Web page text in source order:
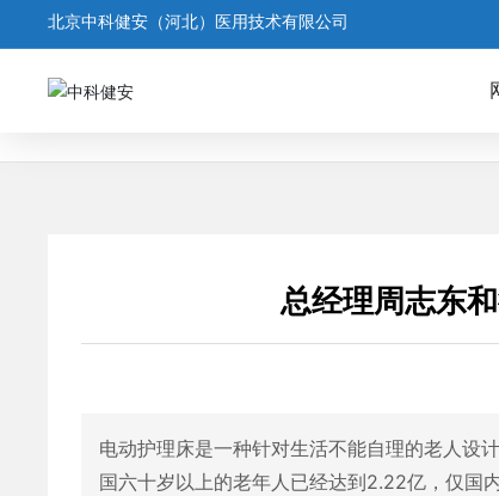
北京中科健安（河北）医用技术有限公司
总经理周志东
电动护理床是一种针对生活不能自理的老人设
国六十岁以上的老年人已经达到2.22亿，仅国